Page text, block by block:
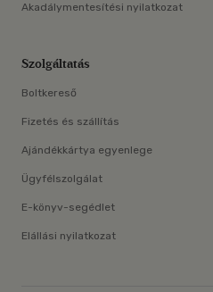
Akadálymentesítési nyilatkozat
Szolgáltatás
Boltkereső
Fizetés és szállítás
Ajándékkártya egyenlege
Ügyfélszolgálat
E-könyv-segédlet
Elállási nyilatkozat